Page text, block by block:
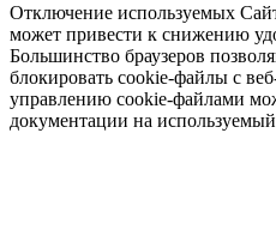
Отключение используемых
может привести к снижению
Большинство браузеров
блокировать cookie-файлы c
управлению cookie-файлами
документации на используемый